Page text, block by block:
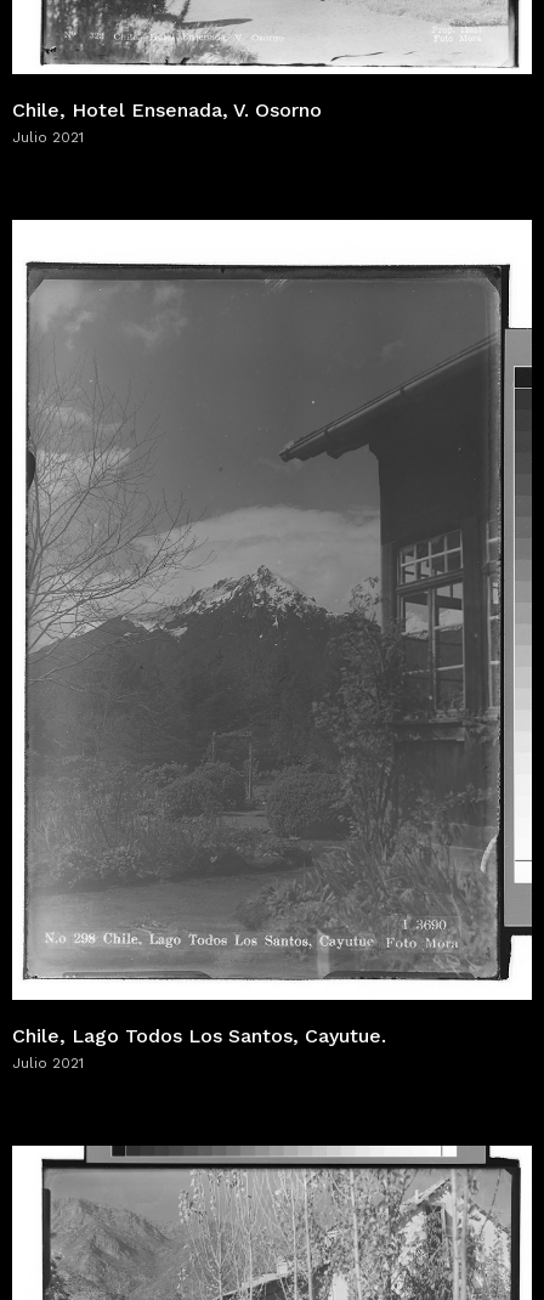
Chile, Hotel Ensenada, V. Osorno
Julio 2021
Chile, Lago Todos Los Santos, Cayutue.
Julio 2021